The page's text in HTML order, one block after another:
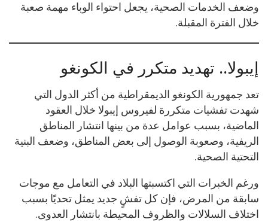
وضعف الخدمات الصحية، يجعل احتواء الوباء مهمة صعبة
خلال الفترة المقبلة.
إيبولا.. تهديد متكرر في الكونغو
تعد جمهورية الكونغو الديمقراطية من أكثر الدول التي
شهدت تفشيات متكررة لفيروس إيبولا خلال العقود
الماضية، بسبب عوامل عدة من بينها انتشار المناطق
الريفية، وصعوبة الوصول إلى بعض المناطق، وضعف البنية
التحتية الصحية.
ورغم الخبرات التي اكتسبتها البلاد في التعامل مع موجات
سابقة من المرض، فإن كل تفشٍ جديد يمثل تحديًا بسبب
اختلاف السلالات والظروف المحيطة بانتشار العدوى.